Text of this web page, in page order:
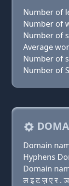
Number of
Number of
Number of
Average
Number of
Number of
Domain
Hyphens
Domain
ल इ ट ज़ ए र .